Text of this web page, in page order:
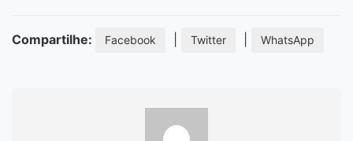
Compartilhe: Facebook Twitter WhatsApp